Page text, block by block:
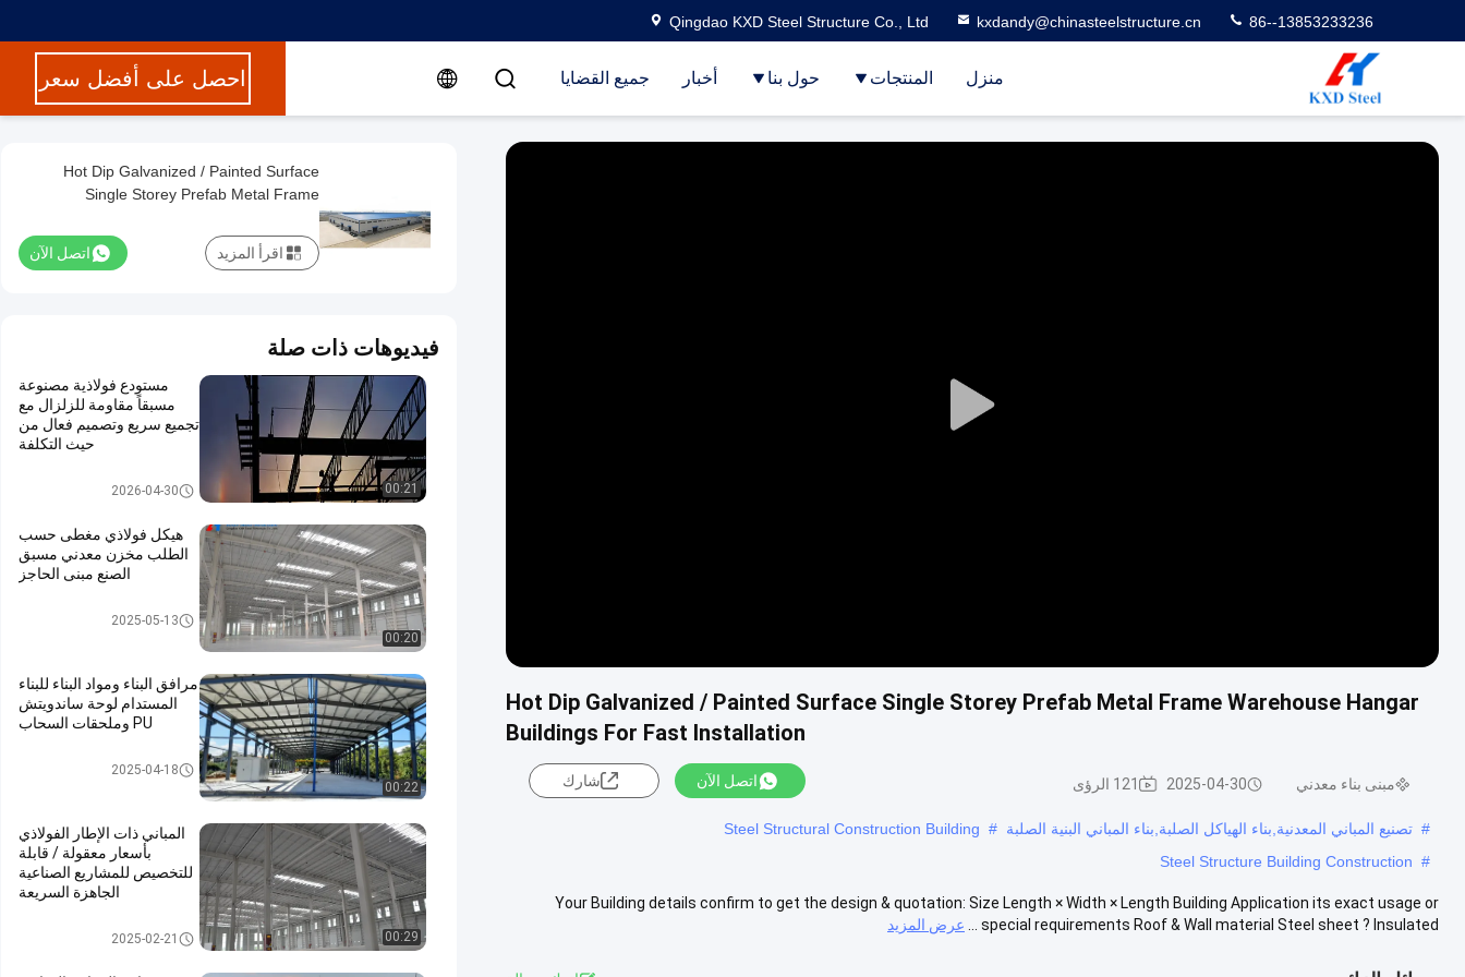
Qingdao KXD Steel Structure Co., Ltd kxdandy@chinasteelstructure.cn 86--13853233236
منزل المنتجات حول بنا أخبار جميع القضايا احصل على أفضل سعر
Play
Hot Dip Galvanized / Painted Surface Single Storey Prefab Metal Frame Warehouse Hangar
Buildings For Fast Installation
مبنى بناء معدني 2025-04-30 121 الرؤى اتصل الآن شارك
# تصنيع المباني المعدنية,بناء الهياكل الصلبة,بناء المباني البنية الصلبة #
Steel Structural Construction Building
#
Steel Structure Building Construction
Your Building details confirm to get the design & quotation: Size Length × Width × Length Building Application its exact usage or
special requirements Roof & Wall material Steel sheet ? Insulated ...
عرض المزيد
Hot Dip Galvanized / Painted Surface
Single Storey Prefab Metal Frame
Installation
اتصل الآن اقرأ المزيد
فيديوهات ذات صلة
00:21
مستودع فولاذية مصنوعة
مسبقاً مقاومة للزلزال مع
تجميع سريع وتصميم فعال من
حيث التكلفة
2026-04-30
00:20
هيكل فولاذي مغطى حسب
الطلب مخزن معدني مسبق
الصنع مبنى الحاجز
2025-05-13
00:22
مرافق البناء ومواد البناء للبناء
المستدام لوحة ساندويتش
PU وملحقات السحاب
بناء الهياكل الفولاذية2025-04-18
00:29
المباني ذات الإطار الفولاذي
بأسعار معقولة / قابلة
للتخصيص للمشاريع الصناعية
الجاهزة السريعة
2025-02-21